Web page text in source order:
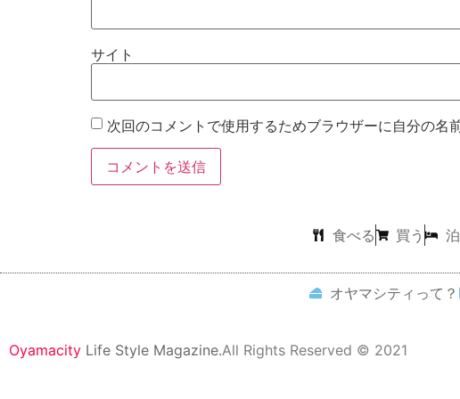
サイト
次回のコメントで使用するためブラウザーに自分の名
食べる 買う
オヤマシティって？
Oyamacity Life Style Magazine.All Rights Reserved © 2021